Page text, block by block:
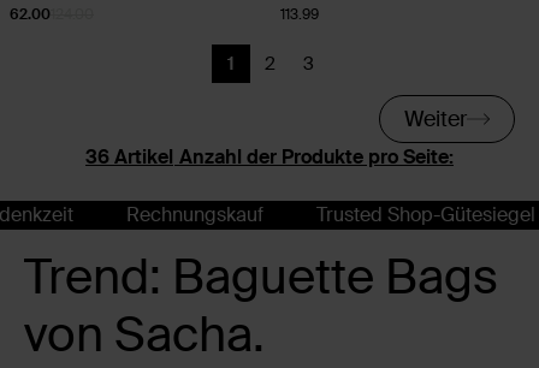
62.00
113.99
Anzahl der Produkte pro Seite:
Aktuelle Seite
1
Zurück
2
Zurück
3
Weiter
Rechnungskauf Trusted Shop-Gütesiegel 14
Trend: Baguette Bags
von Sacha.